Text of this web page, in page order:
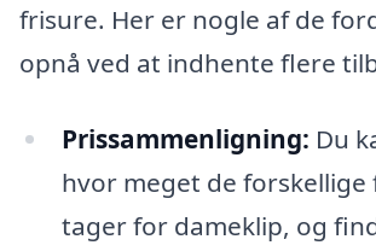
frisure. Her er nogle af de
opnå ved at indhente flere
Prissammenligning: Du
hvor meget de
tager for dameklip, og